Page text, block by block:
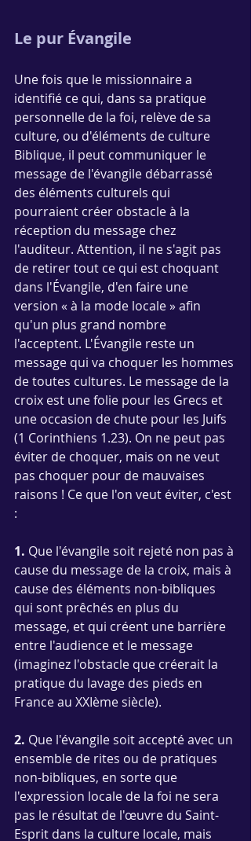
Le pur Évangile
Une fois que le missionnaire a
identifié ce qui, dans sa pratique
personnelle de la foi, relève de sa
culture, ou d'éléments de culture
Biblique, il peut communiquer le
message de l'évangile débarrassé
des éléments culturels qui
pourraient créer obstacle à la
réception du message chez
l'auditeur. Attention, il ne s'agit pas
de retirer tout ce qui est choquant
dans l'Évangile, d'en faire une
version « à la mode locale » afin
qu'un plus grand nombre
l'acceptent. L'Évangile reste un
message qui va choquer les hommes
de toutes cultures. Le message de la
croix est une folie pour les Grecs et
une occasion de chute pour les Juifs
(1 Corinthiens 1.23). On ne peut pas
éviter de choquer, mais on ne veut
pas choquer pour de mauvaises
raisons ! Ce que l'on veut éviter, c'est
:
1. Que l'évangile soit rejeté non pas à
cause du message de la croix, mais à
cause des éléments non-bibliques
qui sont prêchés en plus du
message, et qui créent une barrière
entre l'audience et le message
(imaginez l'obstacle que créerait la
pratique du lavage des pieds en
France au XXIème siècle).
2. Que l'évangile soit accepté avec un
ensemble de rites ou de pratiques
non-bibliques, en sorte que
l'expression locale de la foi ne sera
pas le résultat de l'œuvre du Saint-
Esprit dans la culture locale, mais